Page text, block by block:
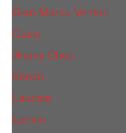
Gian Marco Venturi
Gucci
Jimmy Choo
Kenzo
Lacoste
Lanvin